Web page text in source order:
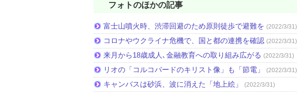
フォトのほかの記事
富士山噴火時、渋滞回避のため原則徒歩で避難を (2022/3/31)
コロナやウクライナ危機で、国と都の連携を確認 (2022/3/31)
来月から18歳成人､金融教育への取り組み広がる (2022/3/31)
リオの「コルコバードのキリスト像」も「節電」 (2022/3/31)
キャンバスは砂浜、波に消えた「地上絵」 (2022/3/31)